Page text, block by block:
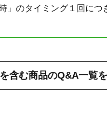
」のタイミング１回につ
含む商品のQ&A一覧